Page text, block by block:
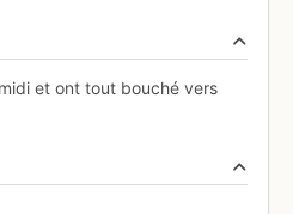
et ont tout bouché vers